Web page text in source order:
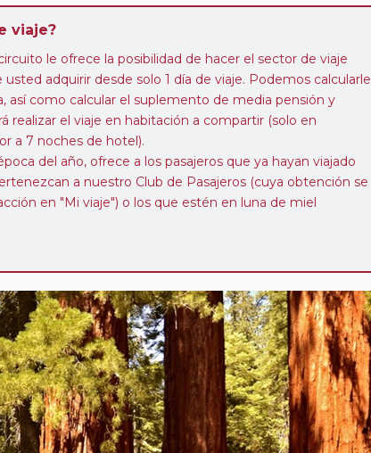
viaje?
le ofrece la posibilidad de hacer el sector de viaje
adquirir desde solo 1 día de viaje. Podemos calcularle
así como calcular el suplemento de media pensión y
realizar el viaje en habitación a compartir (solo en
a 7 noches de hotel).
del año, ofrece a los pasajeros que ya hayan viajado
a nuestro Club de Pasajeros (cuya obtención se
en "Mi viaje") o los que estén en luna de miel